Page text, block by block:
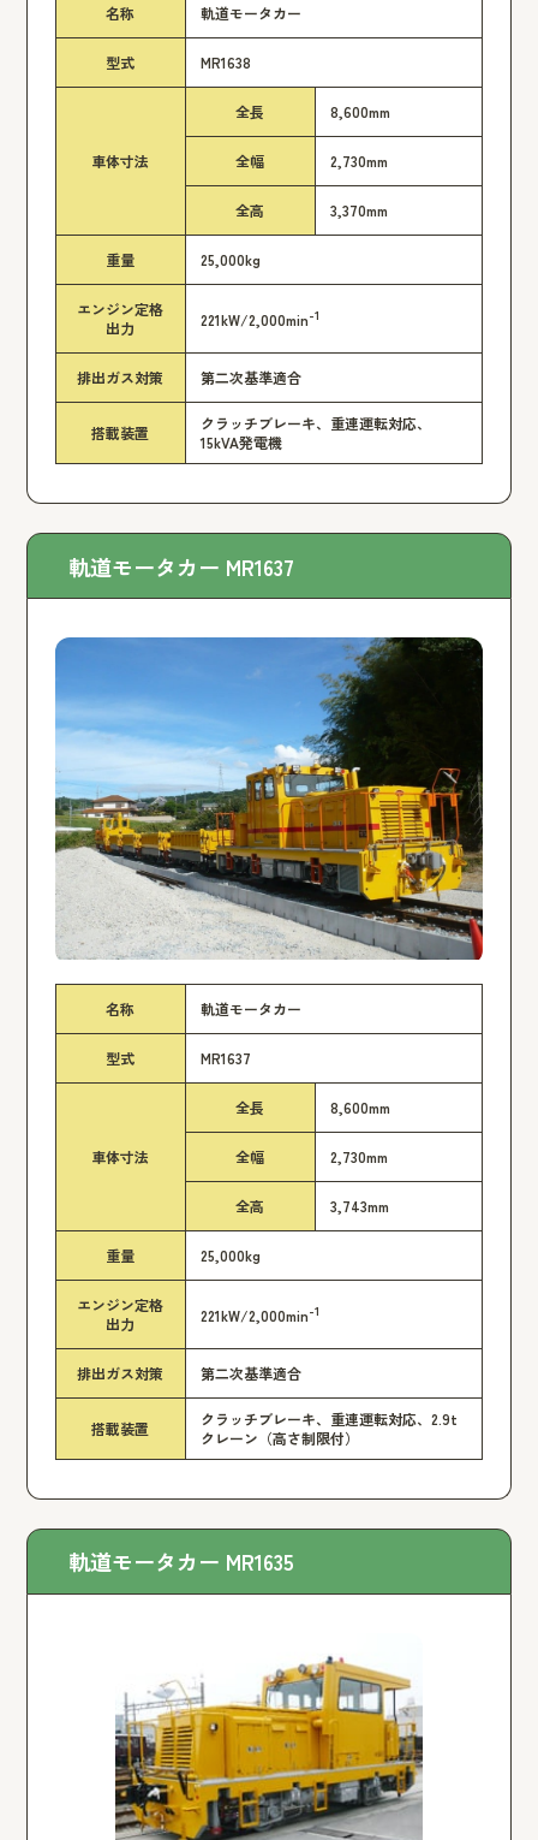
名称 軌道モータカー
型式 MR1638
車体寸法
全長 8,600mm
全幅 2,730mm
全高 3,370mm
重量 25,000kg
エンジン定格
出力
221kW/2,000min-1
排出ガス対策 第二次基準適合
搭載装置
クラッチブレーキ、重連運転対応、
15kVA発電機
軌道モータカー MR1637
名称 軌道モータカー
型式 MR1637
車体寸法
全長 8,600mm
全幅 2,730mm
全高 3,743mm
重量 25,000kg
エンジン定格
出力
221kW/2,000min-1
排出ガス対策 第二次基準適合
搭載装置
クラッチブレーキ、重連運転対応、2.9t
クレーン（高さ制限付）
軌道モータカー MR1635